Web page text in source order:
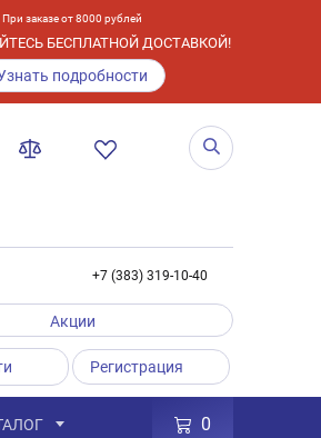
При заказе от 8000 рублей
БЕСПЛАТНОЙ ДОСТАВКОЙ!
подробности
+7 (383) 319-10-40
Акции
Регистрация
0
/ Товары
Аккумуляторы